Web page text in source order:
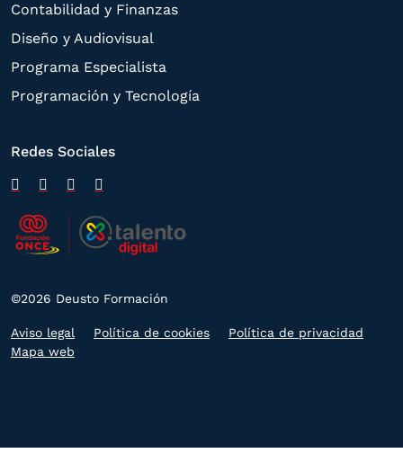
Contabilidad y Finanzas
Diseño y Audiovisual
Programa Especialista
Programación y Tecnología
Redes Sociales
©2026 Deusto Formación
Aviso legal Política de cookies
Política de privacidad
Mapa web